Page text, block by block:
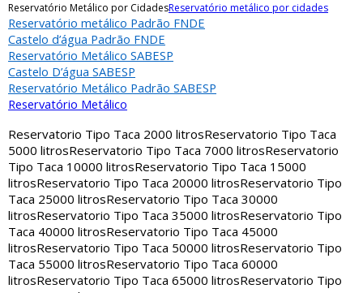
Reservatório Metálico por CidadesReservatório metálico por cidades
Reservatório metálico Padrão FNDE
Castelo d’água Padrão FNDE
Reservatório Metálico SABESP
Castelo D’água SABESP
Reservatório Metálico Padrão SABESP
Reservatório Metálico
Reservatorio Tipo Taca 2000 litrosReservatorio Tipo Taca
5000 litrosReservatorio Tipo Taca 7000 litrosReservatorio
Tipo Taca 10000 litrosReservatorio Tipo Taca 15000
litrosReservatorio Tipo Taca 20000 litrosReservatorio Tipo
Taca 25000 litrosReservatorio Tipo Taca 30000
litrosReservatorio Tipo Taca 35000 litrosReservatorio Tipo
Taca 40000 litrosReservatorio Tipo Taca 45000
litrosReservatorio Tipo Taca 50000 litrosReservatorio Tipo
Taca 55000 litrosReservatorio Tipo Taca 60000
litrosReservatorio Tipo Taca 65000 litrosReservatorio Tipo